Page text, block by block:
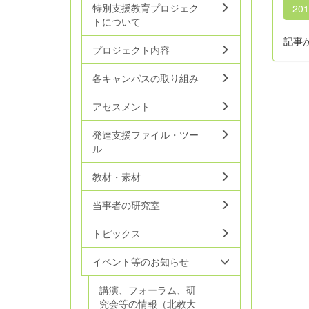
記事
特別支援教育プロジェク
トについて
プロジェクト内容
各キャンパスの取り組み
アセスメント
発達支援ファイル・ツー
ル
教材・素材
当事者の研究室
トピックス
イベント等のお知らせ
講演、フォーラム、研
究会等の情報（北教大